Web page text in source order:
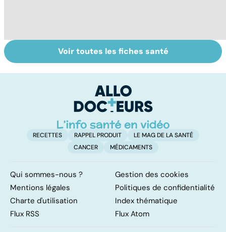
La tuberculose
pulmonaire
Gynéco : que
faire contre les
intimes ?
Voir toutes les fiches santé
RECETTES RAPPEL PRODUIT
LE MAG DE LA SANTÉ
CANCER
MÉDICAMENTS
Qui sommes-nous ?
Gestion des cookies
Mentions légales
Politiques de confidentialité
Charte d'utilisation
Index thématique
Flux RSS
Flux Atom